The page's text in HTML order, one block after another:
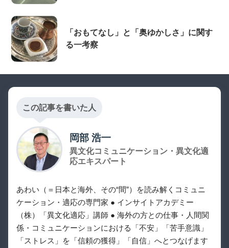
「おもてなし」と「奥ゆかしさ」に関す
る一考察
この記事を書いた人
岡部 浩一
異文化コミュニケーション・異文化適
応エキスパート
あわい（＝日本と海外、その“間”）を読み解くコミュニ
ケーション・適応の専門家 ● インサイトアカデミー
（株）「異文化適応」講師 ● 海外の方との仕事・人間関
係・コミュニケーションにおける「不安」「苦手意識」
「ストレス」を「信頼の獲得」「自信」へとつなげます